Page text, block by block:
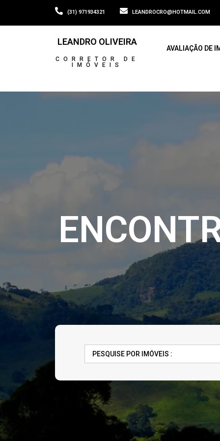
(31) 971934321 LEANDROCRO@HOTMAIL.COM
LEANDRO OLIVEIRA
CORRETOR DE
IMÓVEIS
AVALIAÇÃO DE